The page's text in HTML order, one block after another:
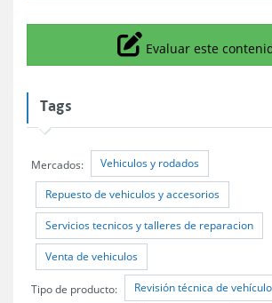
Icono
Evaluar este
Tags
Mercados: Vehiculos y rodados
Repuesto de vehiculos y accesorios
Servicios tecnicos y talleres de reparacion
Venta de vehiculos
Tipo de producto: Revisión técnica de